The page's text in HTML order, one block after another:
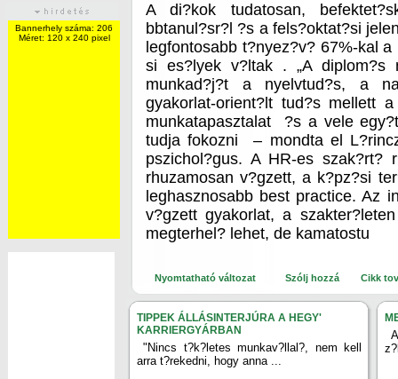
Bannerhely száma: 206
Méret: 120 x 240 pixel
A di?kok tudatosan,
bbtanul?sr?l ?s a fels?oktat?si
legfontosabb t?nyez?v? 67%-kal
si es?lyek v?ltak . „A diplom?s
munkad?j?t a nyelvtud?s, a
gyakorlat-orient?lt tud?s mellett
munkatapasztalat
?s a vele
tudja fokozni
– mondta el
pszichol?gus. A HR-es szak?rt?
rhuzamosan v?gzett, a k?pz?si
leghasznosabb best practice. Az
v?gzett gyakorlat, a
megterhel? lehet, de kamatostu
Nyomtatható változat Szólj hozzá Cikk
TIPPEK ÁLLÁSINTERJÚRA A HEGY'
KARRIERGYÁRBAN
"Nincs t?k?letes munkav?llal?, nem kell
arra t?rekedni, hogy anna ...